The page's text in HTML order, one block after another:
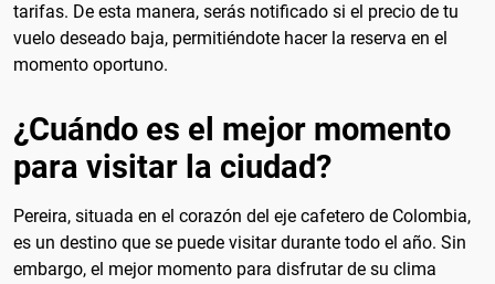
tarifas. De esta manera, serás notificado si el precio de tu
vuelo deseado baja, permitiéndote hacer la reserva en el
momento oportuno.
¿Cuándo es el mejor momento
para visitar la ciudad?
Pereira, situada en el corazón del eje cafetero de Colombia,
es un destino que se puede visitar durante todo el año. Sin
embargo, el mejor momento para disfrutar de su clima